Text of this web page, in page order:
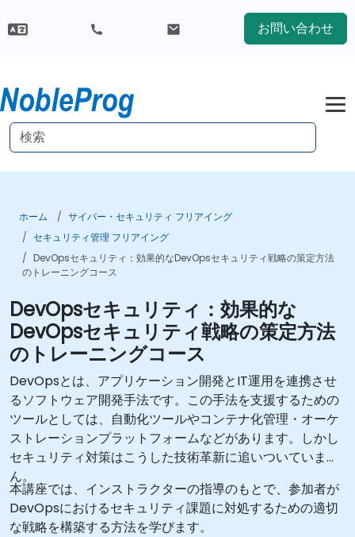
お問い合わせ
ホーム
サイバー・セキュリティ フリアイング
セキュリティ管理 フリアイング
DevOpsセキュリティ：効果的なDevOpsセキュリティ戦略の策定方法
のトレーニングコース
DevOpsセキュリティ：効果的な
DevOpsセキュリティ戦略の策定方法
のトレーニングコース
DevOpsとは、アプリケーション開発とIT運用を連携させ
るソフトウェア開発手法です。この手法を支援するための
ツールとしては、自動化ツールやコンテナ化管理・オーケ
ストレーションプラットフォームなどがあります。しかし
セキュリティ対策はこうした技術革新に追いついていませ
ん。
本講座では、インストラクターの指導のもとで、参加者が
DevOpsにおけるセキュリティ課題に対処するための適切
な戦略を構築する方法を学びます。